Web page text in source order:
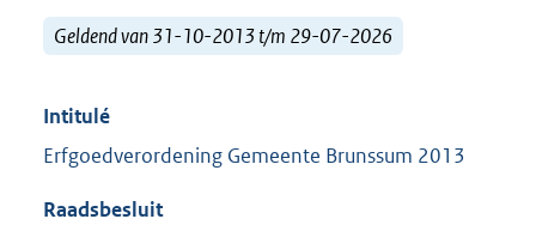
Geldend van 31-10-2013 t/m 29-07-2026
Intitulé
Erfgoedverordening Gemeente Brunssum 2013
Raadsbesluit